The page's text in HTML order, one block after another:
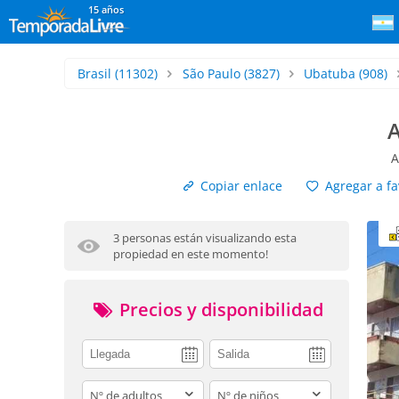
15 años
Brasil (11302) São Paulo(3827) Ubatuba (908)
Copiar enlace
Agregar a
3 personas están visualizando esta
propiedad en este momento!
Precios y disponibilidad
adults children